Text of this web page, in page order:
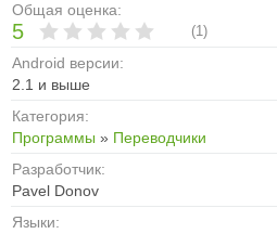
Общая оценка:
5 (1)
Android версии:
2.1 и выше
Категория:
Программы » Переводчики
Разработчик:
Pavel Donov
Языки: